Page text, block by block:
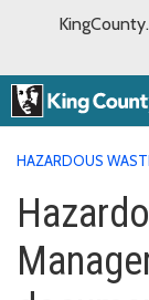
HAZARDOUS
LIBRARY — پښتو